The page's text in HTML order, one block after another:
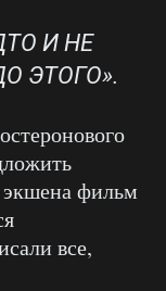
И НЕ
ЭТОГО».
фильм
все,